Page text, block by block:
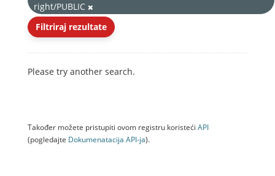
right/PUBLIC
Filtriraj rezultate
Please try another search.
Također možete pristupiti ovom registru koristeći API
(pogledajte Dokumenаtаcijа API-jа).